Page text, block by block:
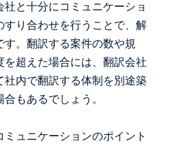
社と十分にコミュニケーショ
すり合わせを行うことで、解
。翻訳する案件の数や規
を超えた場合には、翻訳会社
社内で翻訳する体制を別途築
もあるでしょう。
ュニケーションのポイント